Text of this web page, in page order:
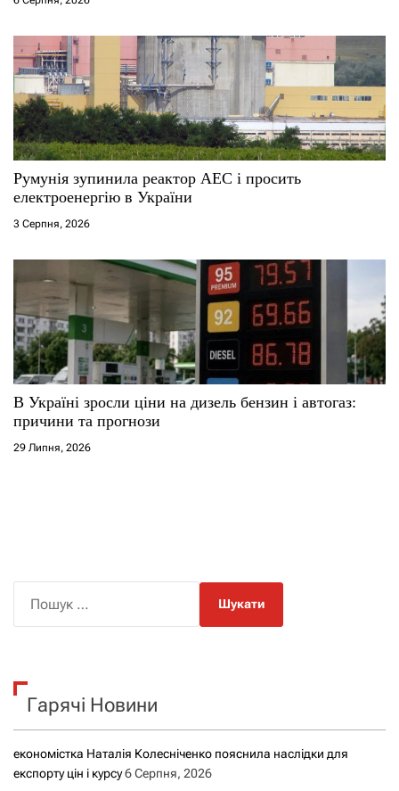
Румунія зупинила реактор АЕС і просить
електроенергію в України
3 Серпня, 2026
В Україні зросли ціни на дизель бензин і автогаз:
причини та прогнози
29 Липня, 2026
к
Гарячі Новини
економістка Наталія Колесніченко пояснила наслідки для
експорту цін і курсу6 Серпня, 2026